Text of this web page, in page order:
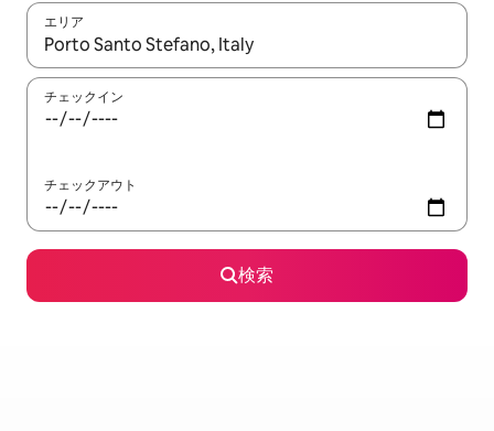
エリア
検索結果が表示されたら、上下の矢印キーを使って移動するか
チェックイン
チェックアウト
検索